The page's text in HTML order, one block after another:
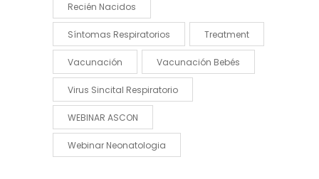
Recién Nacidos
Síntomas Respiratorios Treatment
Vacunación Vacunación Bebés
Virus Sincital Respiratorio
WEBINAR ASCON
Webinar Neonatologia